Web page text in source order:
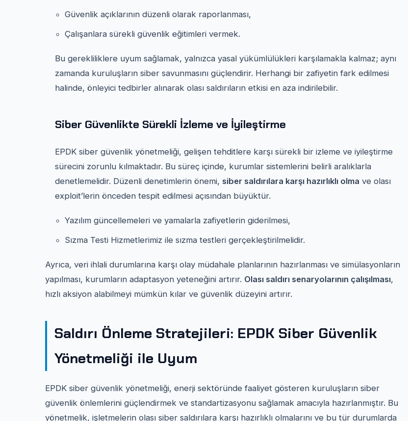
Güvenlik açıklarının düzenli olarak raporlanması,
Çalışanlara sürekli güvenlik eğitimleri vermek.
Bu gerekliliklere uyum sağlamak, yalnızca yasal yükümlülükleri karşılamakla kalmaz; aynı
zamanda kuruluşların siber savunmasını güçlendirir. Herhangi bir zafiyetin fark edilmesi
halinde, önleyici tedbirler alınarak olası saldırıların etkisi en aza indirilebilir.
Siber Güvenlikte Sürekli İzleme ve İyileştirme
EPDK siber güvenlik yönetmeliği, gelişen tehditlere karşı sürekli bir izleme ve iyileştirme
sürecini zorunlu kılmaktadır. Bu süreç içinde, kurumlar sistemlerini belirli aralıklarla
denetlemelidir. Düzenli denetimlerin önemi, siber saldırılara karşı hazırlıklı olma ve olası
exploit’lerin önceden tespit edilmesi açısından büyüktür.
Yazılım güncellemeleri ve yamalarla zafiyetlerin giderilmesi,
Sızma Testi Hizmetlerimiz ile sızma testleri gerçekleştirilmelidir.
Ayrıca, veri ihlali durumlarına karşı olay müdahale planlarının hazırlanması ve simülasyonların
yapılması, kurumların adaptasyon yeteneğini artırır. Olası saldırı senaryolarının çalışılması,
hızlı aksiyon alabilmeyi mümkün kılar ve güvenlik düzeyini artırır.
Saldırı Önleme Stratejileri: EPDK Siber Güvenlik
Yönetmeliği ile Uyum
EPDK siber güvenlik yönetmeliği, enerji sektöründe faaliyet gösteren kuruluşların siber
güvenlik önlemlerini güçlendirmek ve standartizasyonu sağlamak amacıyla hazırlanmıştır. Bu
yönetmelik, işletmelerin olası siber saldırılara karşı hazırlıklı olmalarını ve bu tür durumlarda